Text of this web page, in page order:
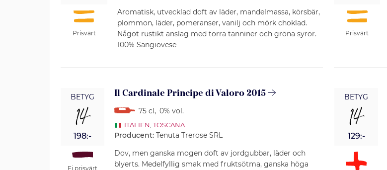
Prisvärt
Aromatisk, utvecklad doft av läder, mandelmassa, körsbär,
plommon, läder, pomeranser, vanilj och mörk choklad.
Något rustikt anslag med torra tanniner och gröna syror.
100% Sangiovese
Prisvärt
BETYG
14
198:-
Ej prisvärt
Il Cardinale Principe di Valoro 2015
75 cl, 0% vol.
ITALIEN ,TOSCANA
Producent:Tenuta Trerose SRL
Dov, men ganska mogen doft av jordgubbar, läder och
blyerts. Medelfyllig smak med fruktsötma, ganska höga
BETYG
14
129:-